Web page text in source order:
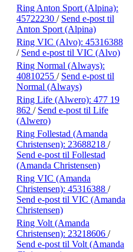
Ring Anton Sport (Alpina):
45722230 / Send e-post til
Anton Sport (Alpina)
Ring VIC (Alvo): 45316388
/ Send e-post til VIC (Alvo)
Ring Normal (Always):
40810255 / Send e-post til
Normal (Always)
Ring Life (Alwero): 477 19
862 / Send e-post til Life
(Alwero)
Ring Follestad (Amanda
Christensen): 23688218 /
Send e-post til Follestad
(Amanda Christensen)
Ring VIC (Amanda
Christensen): 45316388 /
Send e-post til VIC (Amanda
Christensen)
Ring Volt (Amanda
Christensen): 23218606 /
Send e-post til Volt (Amanda